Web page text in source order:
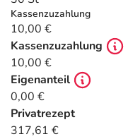
Tierapotheke
Vitamine &
Marken
Salus Deals
Kassenzuzahlung
10,00 €
Kassenzuzahlung
10,00 €
Eigenanteil
0,00 €
Privatrezept
317,61 €